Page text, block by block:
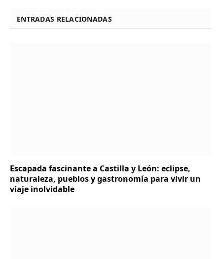
ENTRADAS RELACIONADAS
Escapada fascinante a Castilla y León: eclipse,
naturaleza, pueblos y gastronomía para vivir un
viaje inolvidable